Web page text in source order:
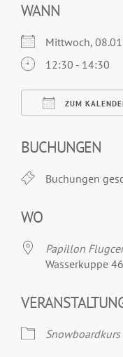
WANN
Mittwoch,
12:30 - 14:30
ZUM
BUCHUNGEN
Buchungen
WO
Papillon
Wasserkuppe
Snowboardkurs